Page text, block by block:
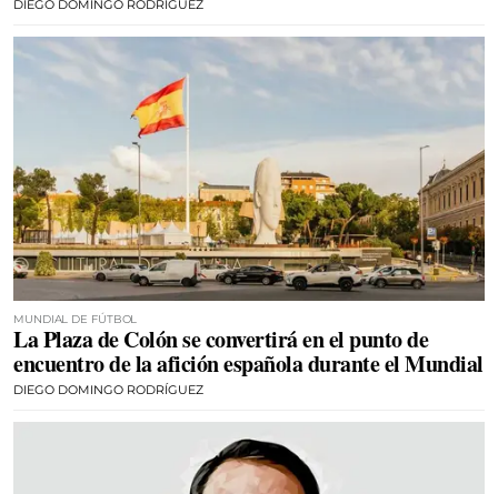
DIEGO DOMINGO RODRÍGUEZ
MUNDIAL DE FÚTBOL
La Plaza de Colón se convertirá en el punto de
encuentro de la afición española durante el Mundial
DIEGO DOMINGO RODRÍGUEZ